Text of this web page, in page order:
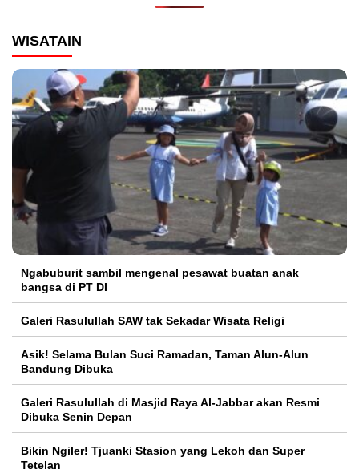
WISATAIN
Ngabuburit sambil mengenal pesawat buatan anak
bangsa di PT DI
Galeri Rasulullah SAW tak Sekadar Wisata Religi
Asik! Selama Bulan Suci Ramadan, Taman Alun-Alun
Bandung Dibuka
Galeri Rasulullah di Masjid Raya Al-Jabbar akan Resmi
Dibuka Senin Depan
Bikin Ngiler! Tjuanki Stasion yang Lekoh dan Super
Tetelan